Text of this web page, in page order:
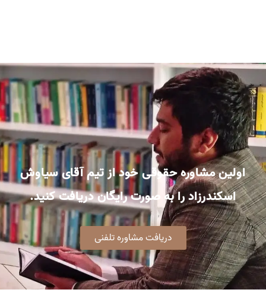
اولین مشاوره حقوقی خود از تیم آقای سیاوش
اسکندرزاد را به صورت رایگان دریافت کنید.
دریافت مشاوره تلفنی